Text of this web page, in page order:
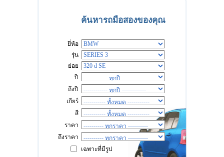
ค้นหารถมือสองของคุณ
ยี่ห้อ
รุ่น
ย่อย
ปี
ถึงปี
เกียร์
สี
ราคา
ถึงราคา
เฉพาะที่มีรูป